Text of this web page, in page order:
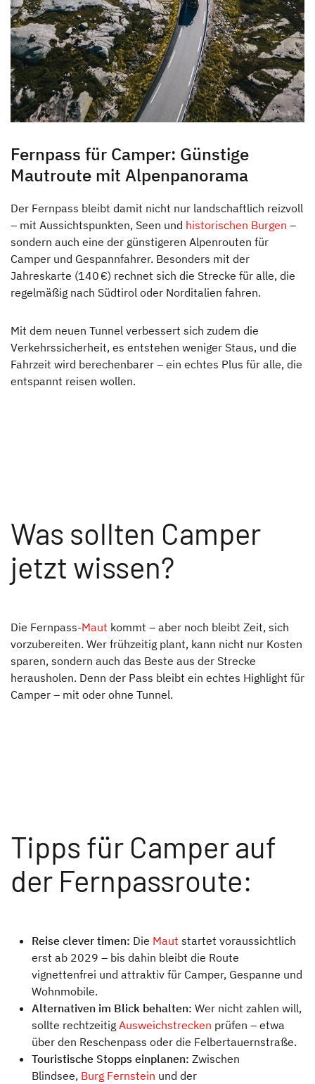
Fernpass für Camper: Günstige
Mautroute mit Alpenpanorama
Der Fernpass bleibt damit nicht nur landschaftlich reizvoll
– mit Aussichtspunkten, Seen und historischen Burgen –
sondern auch eine der günstigeren Alpenrouten für
Camper und Gespannfahrer. Besonders mit der
Jahreskarte (140 €) rechnet sich die Strecke für alle, die
regelmäßig nach Südtirol oder Norditalien fahren.
Mit dem neuen Tunnel verbessert sich zudem die
Verkehrssicherheit, es entstehen weniger Staus, und die
Fahrzeit wird berechenbarer – ein echtes Plus für alle, die
entspannt reisen wollen.
Was sollten Camper
jetzt wissen?
Die Fernpass-Maut kommt – aber noch bleibt Zeit, sich
vorzubereiten. Wer frühzeitig plant, kann nicht nur Kosten
sparen, sondern auch das Beste aus der Strecke
herausholen. Denn der Pass bleibt ein echtes Highlight für
Camper – mit oder ohne Tunnel.
Tipps für Camper auf
der Fernpassroute:
Reise clever timen: Die Maut startet voraussichtlich
erst ab 2029 – bis dahin bleibt die Route
vignettenfrei und attraktiv für Camper, Gespanne und
Wohnmobile.
Alternativen im Blick behalten: Wer nicht zahlen will,
sollte rechtzeitig Ausweichstrecken prüfen – etwa
über den Reschenpass oder die Felbertauernstraße.
Touristische Stopps einplanen: Zwischen
Blindsee, Burg Fernstein und der